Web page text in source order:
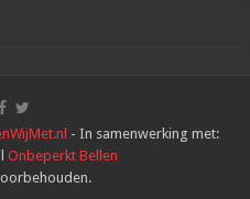
- In samenwerking met:
Onbeperkt Bellen